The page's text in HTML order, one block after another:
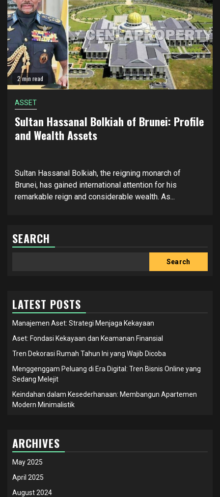
2 min read
ASSET
Sultan Hassanal Bolkiah of Brunei: Profile
and Wealth Assets
Sultan Hassanal Bolkiah, the reigning monarch of
Brunei, has gained international attention for his
remarkable reign and considerable wealth. As...
SEARCH
Search
LATEST POSTS
Manajemen Aset: Strategi Menjaga Kekayaan
Aset: Fondasi Kekayaan dan Keamanan Finansial
Tren Dekorasi Rumah Tahun Ini yang Wajib Dicoba
Menggenggam Peluang di Era Digital: Tren Bisnis Online yang
Sedang Melejit
Keindahan dalam Kesederhanaan: Membangun Apartemen
Modern Minimalistik
ARCHIVES
May 2025
April 2025
August 2024